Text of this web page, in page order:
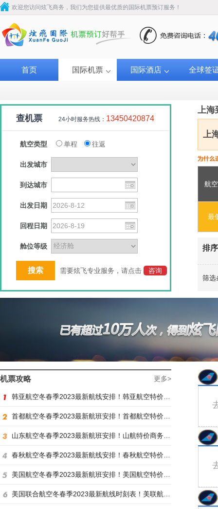
欢迎您访问炫飞商务，我们为您提供最优质的国际机票预订服务！
首页 国际机票 国际酒店 全球签
查机票 24小时服务热线： 13450420874
航空类型 单程 往返
出发城市
到达城市
出发日期
回程日期
舱位等级
需要炫飞专业服务，请点击 咨询
上海
上
航
最
南方航空 南方航空
￥
排
筛
机票攻略 更多>
韩亚航空冬春季2023最新航线安排！韩亚航空特价商务舱预订火热抢购中
首都航空冬春季2023最新航班安排！首都航空特价商务舱火热抢购中
山东航空冬春季2023最新航班安排！山航特价商务舱火热抢购中
春秋航空冬春季2023最新航线安排！春秋航空特价商务舱找炫飞
美国航空冬春季2023最新航班安排！美国航空特价商务舱火热抢购中
美国联合航空冬春季2023最新航线时刻表！美联航特价商务舱预订火热抢购ing